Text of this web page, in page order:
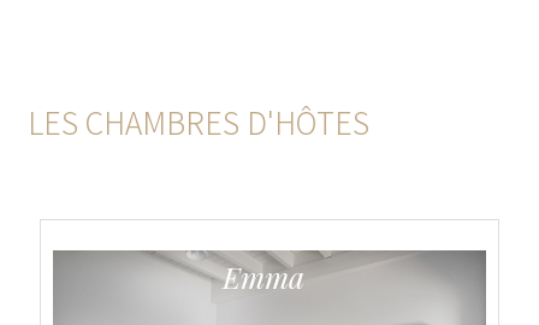
LES CHAMBRES D'HÔTES
Emma